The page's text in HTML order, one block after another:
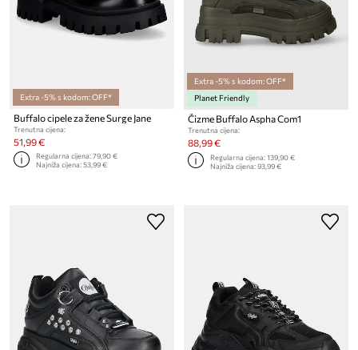
Extra -5% s kodom: OFF*
Buffalo cipele za žene Surge Jane
Trenutna cijena:
51,99 €
Regularna cijena:79,90 €
Najniža cijena:53,99 €
Extra -5% s kodom: OFF*
Planet Friendly
Čizme Buffalo Aspha Com1
Trenutna cijena:
88,99 €
Regularna cijena:139,90 €
Najniža cijena:93,99 €